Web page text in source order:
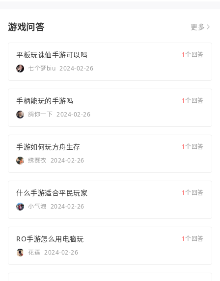
游戏问答 更多
平板玩诛仙手游可以吗 1个回答
七个梦biu 2024-02-26
手柄能玩的手游吗 1个回答
鸽你一下 2024-02-26
手游如何玩方舟生存 1个回答
绣赛衣 2024-02-26
什么手游适合平民玩家 1个回答
小气泡 2024-02-26
RO手游怎么用电脑玩 1个回答
花莲 2024-02-26